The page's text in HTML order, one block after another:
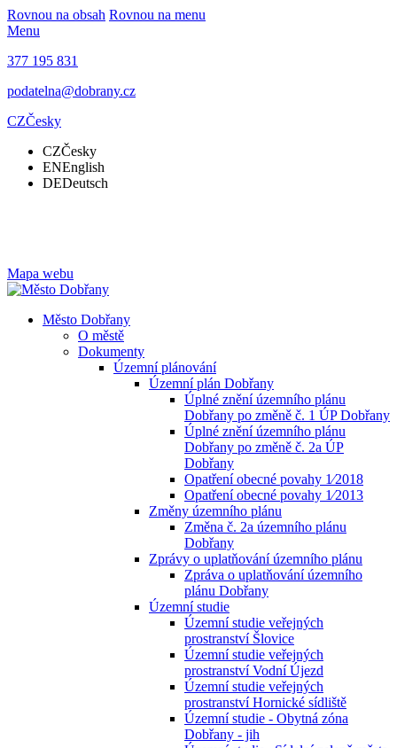
Rovnou na obsah Rovnou na menu
Menu
377 195 831
podatelna@dobrany.cz
CZČesky
CZČesky
ENEnglish
DEDeutsch
Mapa webu
Město Dobřany
O městě
Dokumenty
Územní plánování
Územní plán Dobřany
Úplné znění územního plánu
Dobřany po změně č. 1 ÚP Dobřany
Úplné znění územního plánu
Dobřany po změně č. 2a ÚP
Dobřany
Opatření obecné povahy 1⁄2018
Opatření obecné povahy 1⁄2013
Změny územního plánu
Změna č. 2a územního plánu
Dobřany
Zprávy o uplatňování územního plánu
Zpráva o uplatňování územního
plánu Dobřany
Územní studie
Územní studie veřejných
prostranství Šlovice
Územní studie veřejných
prostranství Vodní Újezd
Územní studie veřejných
prostranství Hornické sídliště
Územní studie - Obytná zóna
Dobřany - jih